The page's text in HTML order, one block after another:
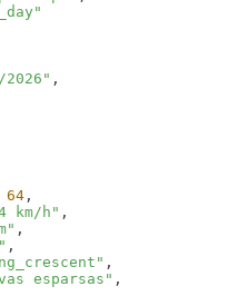
64
km/h"
esparsas"